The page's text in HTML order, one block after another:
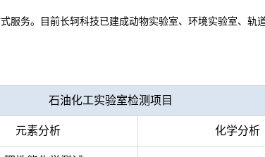
服务。目前长轲科技已建成动物实验室、 环境实验室、 轨
石油化工实验室检测项目
元素分析 化学分析